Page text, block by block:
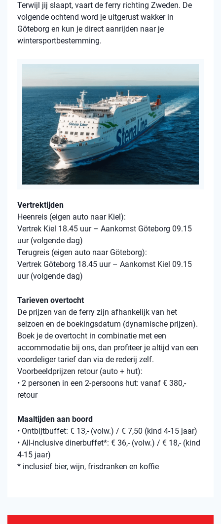
Terwijl jij slaapt, vaart de ferry richting Zweden. De
volgende ochtend word je uitgerust wakker in
Göteborg en kun je direct aanrijden naar je
wintersportbestemming.
Vertrektijden
Heenreis (eigen auto naar Kiel):
Vertrek Kiel 18.45 uur – Aankomst Göteborg 09.15
uur (volgende dag)
Terugreis (eigen auto naar Göteborg):
Vertrek Göteborg 18.45 uur – Aankomst Kiel 09.15
uur (volgende dag)
Tarieven overtocht
De prijzen van de ferry zijn afhankelijk van het
seizoen en de boekingsdatum (dynamische prijzen).
Boek je de overtocht in combinatie met een
accommodatie bij ons, dan profiteer je altijd van een
voordeliger tarief dan via de rederij zelf.
Voorbeeldprijzen retour (auto + hut):
• 2 personen in een 2-persoons hut: vanaf € 380,-
retour
Maaltijden aan boord
• Ontbijtbuffet: € 13,- (volw.) / € 7,50 (kind 4-15 jaar)
• All-inclusive dinerbuffet*: € 36,- (volw.) / € 18,- (kind
4-15 jaar)
* inclusief bier, wijn, frisdranken en koffie